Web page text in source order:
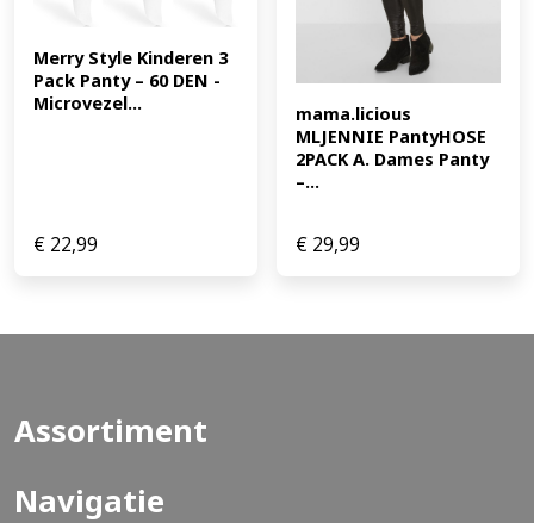
Merry Style Kinderen 3
Pack Panty – 60 DEN -
Microvezel...
€ 22,99
mama.licious
MLJENNIE PantyHOSE
2PACK A. Dames Panty
–...
€ 29,99
Assortiment
Navigatie